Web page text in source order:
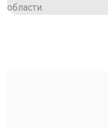
области.